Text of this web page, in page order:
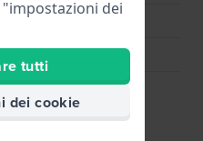
10 mesi
No
dei
tutti
dei cookie